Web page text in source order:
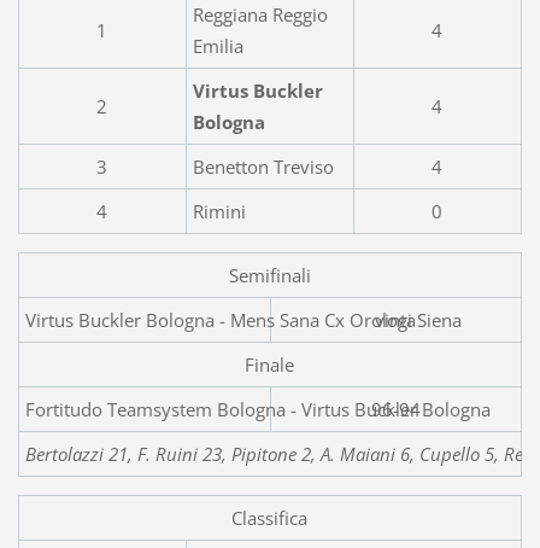
1
Reggiana Reggio
Emilia
4
2
Virtus Buckler
Bologna
4
3 Benetton Treviso
4
4
Rimini 0
Semifinali
Virtus Buckler Bologna - Mens
vinta
Finale
Fortitudo Teamsystem Bologna - Virtus Buckler Bologna
96-94
Bertolazzi 21, F. Ruini 23, Pipitone 2, A. Maiani 6, Cupello 5,
Classifica